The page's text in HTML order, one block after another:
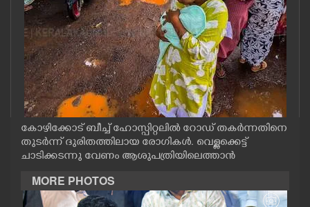
PHOTOS
LIFESTYLE
SPIRITUAL
INFO+
ART
കോഴിക്കോട് ബീച്ച് ഹോസ്പിറ്റലിൽ റോഡ് തകർന്നതിനെ
തുടർന്ന് ദുരിതത്തിലായ രോഗികൾ. വെള്ളക്കെട്ട്
ചാടിക്കടന്നു വേണം ആശുപത്രിയിലെത്താൻ
MORE PHOTOS